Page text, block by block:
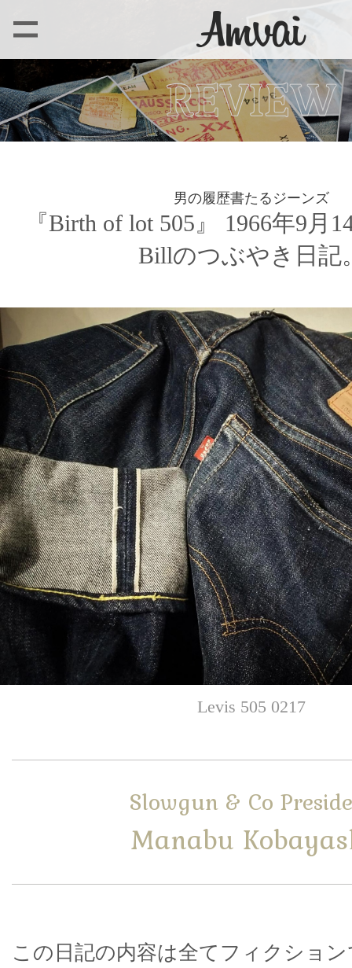
男の履歴書たるジーンズ
『Birth of lot 505』 1966年9月
Billのつぶやき日記
Levis 505 0217
Slowgun & Co
Manabu
この日記の内容は全てフィクショ